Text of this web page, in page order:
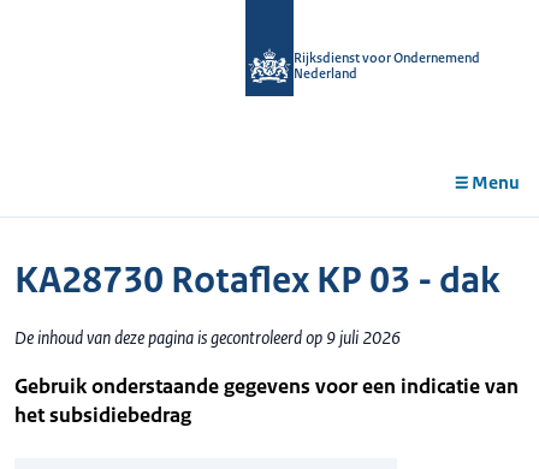
Rijksdienst voor Ondernemend
Nederland
Menu
KA28730 Rotaflex KP 03 - dak
De inhoud van deze pagina is gecontroleerd op 9 juli 2026
Gebruik onderstaande gegevens voor een indicatie van
het subsidiebedrag